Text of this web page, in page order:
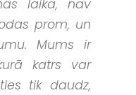
laika, nav
prom, un
Mums ir
katrs var
tik daudz,